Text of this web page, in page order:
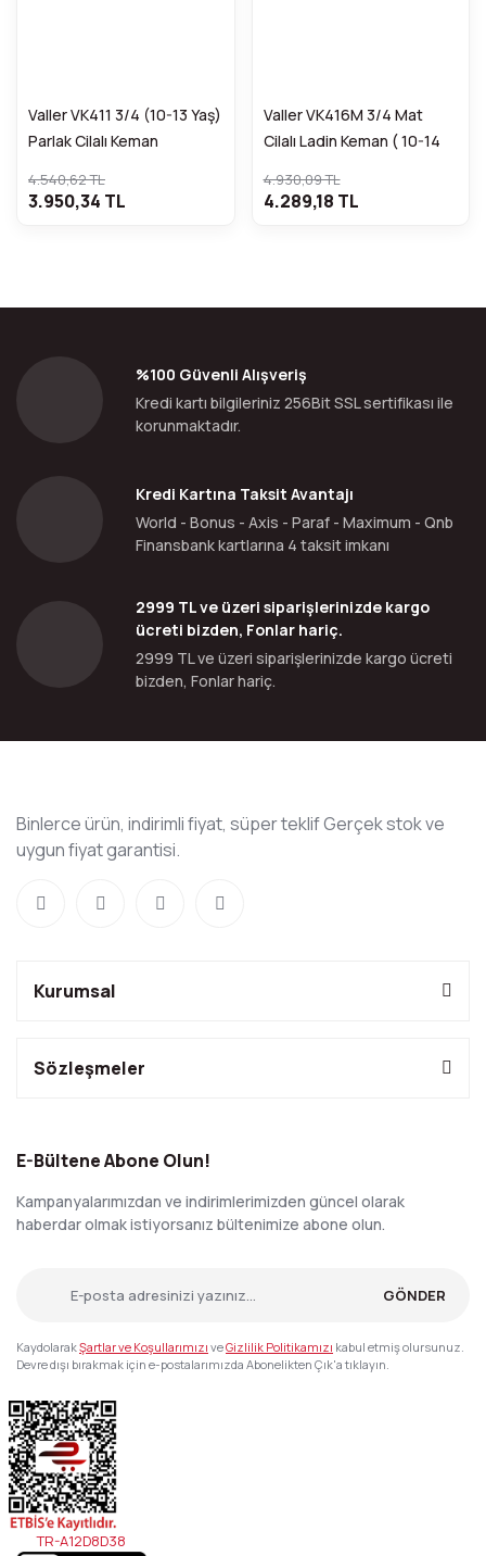
Valler VK411 3/4 (10-13 Yaş)
Parlak Cilalı Keman
4.540,62 TL
3.950,34 TL
Valler VK416M 3/4 Mat
Cilalı Ladin Keman ( 10-14
4.930,09 TL
4.289,18 TL
%100 Güvenli Alışveriş
Kredi kartı bilgileriniz 256Bit SSL sertifikası ile
korunmaktadır.
Kredi Kartına Taksit Avantajı
World - Bonus - Axis - Paraf - Maximum - Qnb
Finansbank kartlarına 4 taksit imkanı
2999 TL ve üzeri siparişlerinizde kargo
ücreti bizden, Fonlar hariç.
2999 TL ve üzeri siparişlerinizde kargo ücreti
bizden, Fonlar hariç.
Binlerce ürün, indirimli fiyat, süper teklif Gerçek stok ve
uygun fiyat garantisi.
Kurumsal
Sözleşmeler
E-Bültene Abone Olun!
Kampanyalarımızdan ve indirimlerimizden güncel olarak
haberdar olmak istiyorsanız bültenimize abone olun.
GÖNDER
KaydolarakŞartlar ve Koşullarımızı veGizlilik Politikamızı kabul etmiş olursunuz.
Devre dışı bırakmak için e-postalarımızda Abonelikten Çık'a tıklayın.
TR-A12D8D38